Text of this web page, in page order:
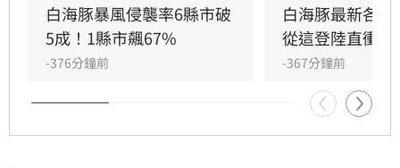
得恩分析，白海豚發布海上颱風警報機率逾
85%，最快可能於7日下午發布。8日至10日是颱
風最接近時刻，中部以北及東北部山區須防大雨
至豪雨，隨後西南風增強，南部山區亦有豪雨風
險。
白海豚暴風侵襲率6縣市破
5成！1縣市飆67%
-376分鐘前
白海豚最新各
從這登陸直衝中
-367分鐘前